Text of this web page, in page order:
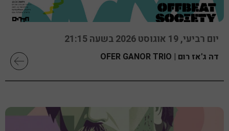
יום רביעי, 19 אוגוסט 2026 בשעה 21:15
דה ג'אז רום | OFER GANOR TRIO